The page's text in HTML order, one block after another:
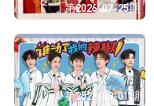
第2026-07-25期
第2026-08-01期